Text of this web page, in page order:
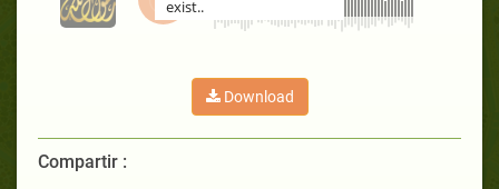
exist..
Download
Compartir :